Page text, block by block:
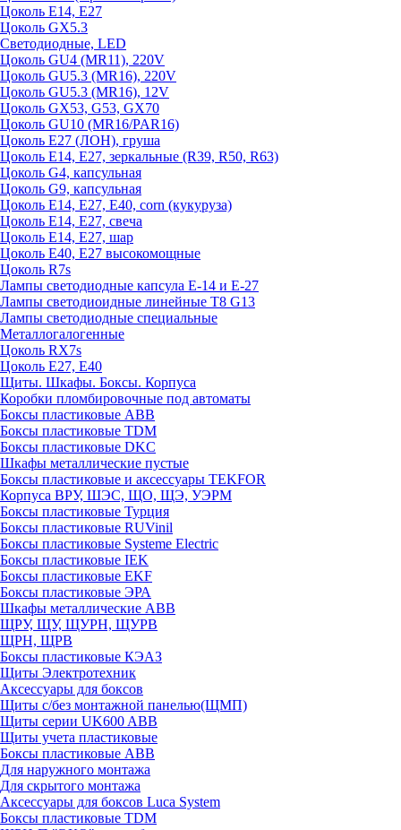
Цоколь E14, E27
Цоколь GX5.3
Светодиодные, LED
Цоколь GU4 (MR11), 220V
Цоколь GU5.3 (MR16), 220V
Цоколь GU5.3 (MR16), 12V
Цоколь GX53, G53, GX70
Цоколь GU10 (MR16/PAR16)
Цоколь Е27 (ЛОН), груша
Цоколь Е14, Е27, зеркальные (R39, R50, R63)
Цоколь G4, капсульная
Цоколь G9, капсульная
Цоколь Е14, Е27, Е40, corn (кукуруза)
Цоколь Е14, Е27, свеча
Цоколь Е14, Е27, шар
Цоколь Е40, Е27 высокомощные
Цоколь R7s
Лампы светодиодные капсула Е-14 и Е-27
Лампы светодиоидные линейные T8 G13
Лампы светодиодные специальные
Металлогалогенные
Цоколь RX7s
Цоколь Е27, E40
Щиты. Шкафы. Боксы. Корпуса
Коробки пломбировочные под автоматы
Боксы пластиковые ABB
Боксы пластиковые TDM
Боксы пластиковые DKC
Шкафы металлические пустые
Боксы пластиковые и аксессуары TEKFOR
Корпуса ВРУ, ШЭС, ЩО, ЩЭ, УЭРМ
Боксы пластиковые Турция
Боксы пластиковые RUVinil
Боксы пластиковые Systeme Electric
Боксы пластиковые IEK
Боксы пластиковые EKF
Боксы пластиковые ЭРА
Шкафы металлические ABB
ЩРУ, ЩУ, ЩУРН, ЩУРВ
ЩРН, ЩРВ
Боксы пластиковые КЭАЗ
Щиты Электротехник
Аксессуары для боксов
Щиты с/без монтажной панелью(ЩМП)
Щиты серии UK600 ABB
Щиты учета пластиковые
Боксы пластиковые ABB
Для наружного монтажа
Для скрытого монтажа
Аксессуары для боксов Luca System
Боксы пластиковые TDM